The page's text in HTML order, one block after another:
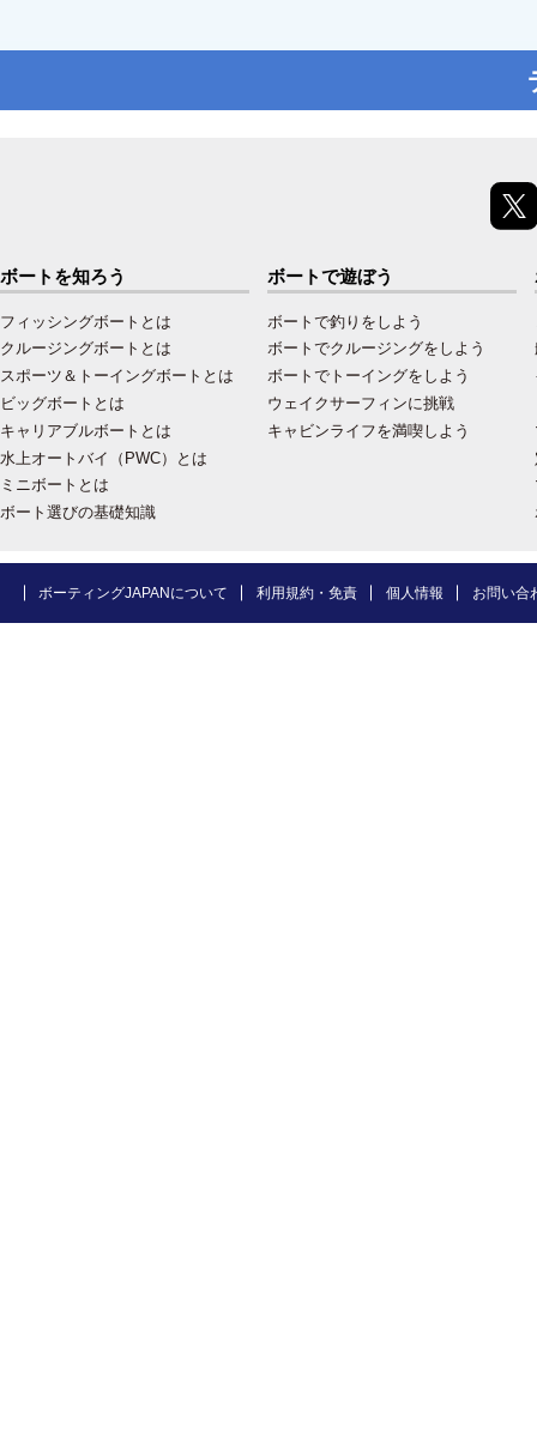
ボートを知ろう
フィッシングボートとは
クルージングボートとは
スポーツ＆トーイングボートとは
ビッグボートとは
キャリアブルボートとは
水上オートバイ（PWC）とは
ミニボートとは
ボート選びの基礎知識
ボートで遊ぼう
ボートで釣りをしよう
ボートでクルージングをしよう
ボートでトーイングをしよう
ウェイクサーフィンに挑戦
キャビンライフを満喫しよう
ボーティングJAPANについて 利用規約・免責 個人情報 お問い合